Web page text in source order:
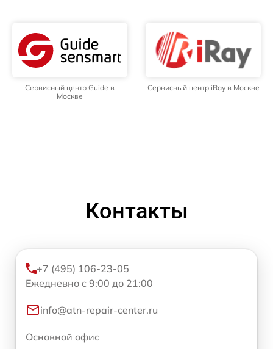
Сервисный центр Guide в
Москве
Сервисный центр iRay в Москве
Контакты
+7 (495) 106-23-05
Ежедневно с 9:00 до 21:00
info@atn-repair-center.ru
Основной офис